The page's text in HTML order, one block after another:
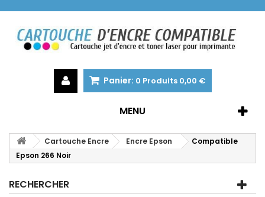
Panier: 0 Produits 0,00 €
MENU
Cartouche Encre Encre Epson
Compatible
Epson 266 Noir
RECHERCHER